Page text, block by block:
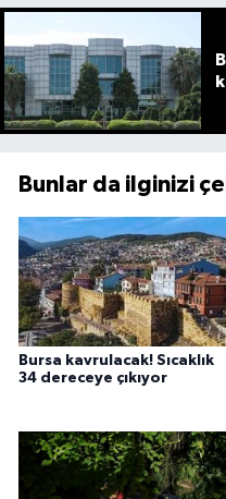
Bunlar da ilginizi
Bursa kavrulacak! Sıcaklık
34 dereceye çıkıyor